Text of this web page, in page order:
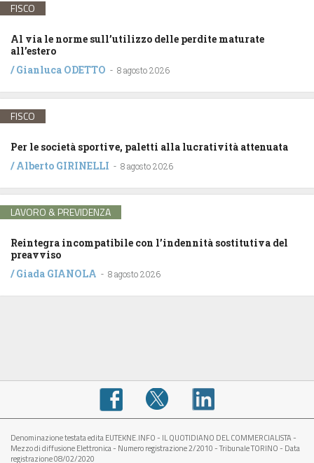
FISCO
Al via le norme sull’utilizzo delle perdite maturate
all’estero
/Gianluca ODETTO - 8 agosto 2026
FISCO
Per le società sportive, paletti alla lucratività attenuata
/Alberto GIRINELLI - 8 agosto 2026
LAVORO & PREVIDENZA
Reintegra incompatibile con l’indennità sostitutiva del
preavviso
/Giada GIANOLA - 8 agosto 2026
Denominazione testata edita EUTEKNE.INFO - IL QUOTIDIANO DEL COMMERCIALISTA -
Mezzo di diffusione Elettronica - Numero registrazione 2/2010 - Tribunale TORINO - Data
registrazione 08/02/2020